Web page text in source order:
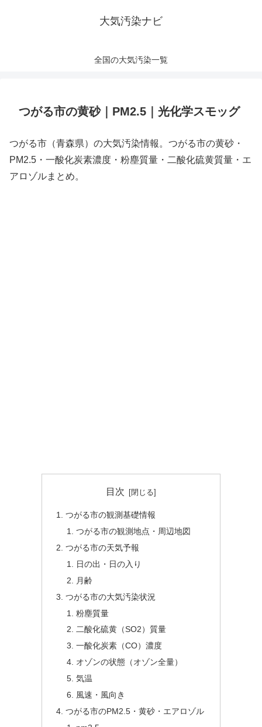
大気汚染ナビ
全国の大気汚染一覧
つがる市の黄砂｜PM2.5｜光化学スモッグ
つがる市（青森県）の大気汚染情報。つがる市の黄砂・
PM2.5・一酸化炭素濃度・粉塵質量・二酸化硫黄質量・エ
アロゾルまとめ。
目次
つがる市の観測基礎情報
つがる市の観測地点・周辺地図
つがる市の天気予報
日の出・日の入り
月齢
つがる市の大気汚染状況
粉塵質量
二酸化硫黄（SO2）質量
一酸化炭素（CO）濃度
オゾンの状態（オゾン全量）
気温
風速・風向き
つがる市のPM2.5・黄砂・エアロゾル